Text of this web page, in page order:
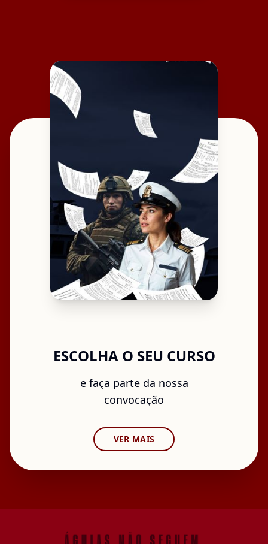
ESCOLHA O SEU CURSO
e faça parte da nossa
convocação
VER MAIS